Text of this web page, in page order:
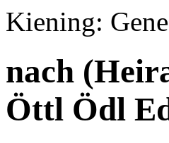
Kiening:
nach
Öttl Ödl